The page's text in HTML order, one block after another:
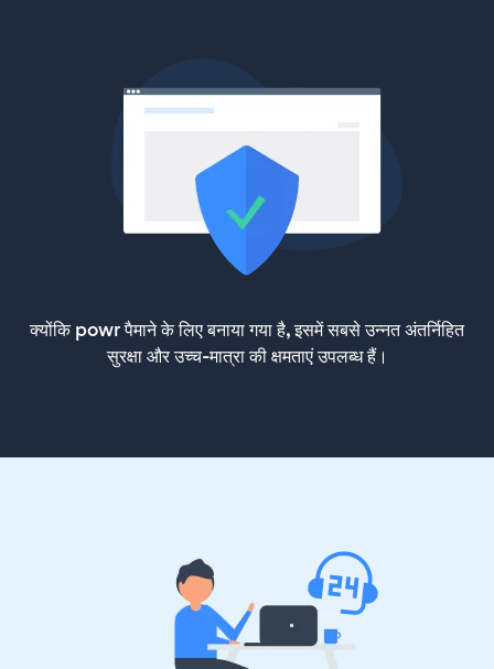
क्योंकि powr पैमाने के लिए बनाया गया है, इसमें सबसे उन्नत अंतर्निहित
सुरक्षा और उच्च-मात्रा की क्षमताएं उपलब्ध हैं।